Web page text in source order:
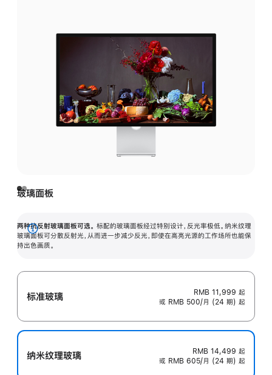
玻璃面板
两种抗反射玻璃面板可选。 标配的玻璃面板经过特别设计，反光率极低。纳米纹理
玻璃面板可分散反射光，从而进一步减少反光，即使在高亮光源的工作场所也能保
持出色画质。
展
开
标准玻璃 RMB 11,999 起
或 RMB 500/月 (24 期) 起
纳米纹理玻璃 RMB 14,499 起
或 RMB 605/月 (24 期) 起